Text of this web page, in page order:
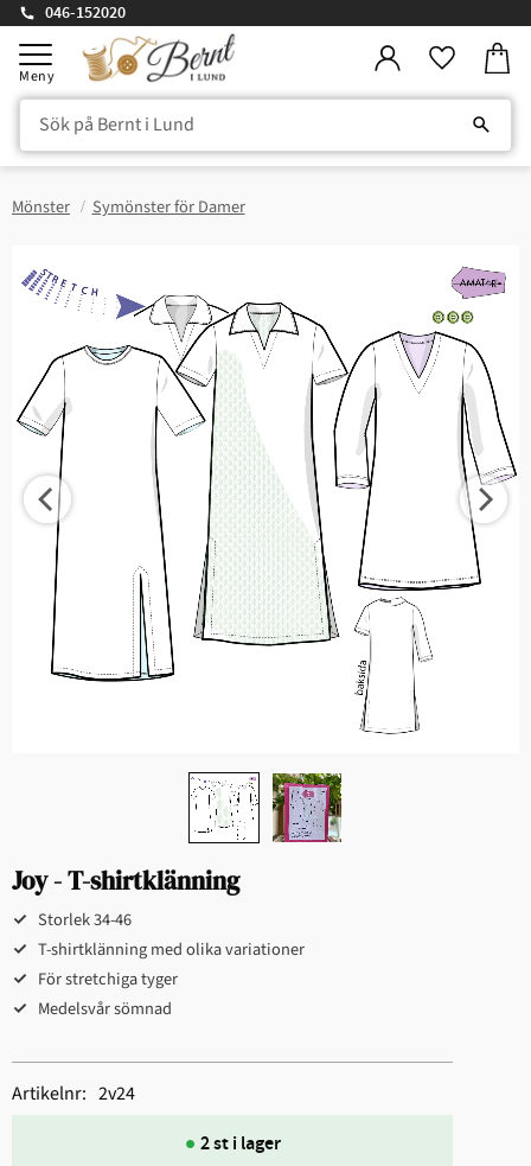
Meny
046-152020
Mönster Symönster för Damer
Joy - T-shirtklänning
Storlek 34-46
T-shirtklänning med olika variationer
För stretchiga ​tyger
Medelsvår sömnad​
2 st i lager
Artikelnr 2v24